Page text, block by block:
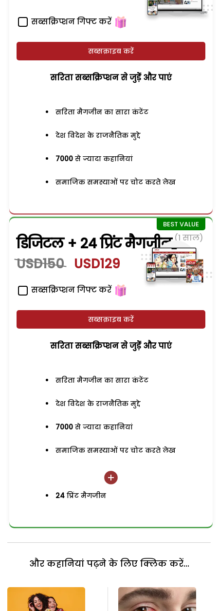
सब्सक्रिप्शन गिफ्ट करें
सब्सक्राइब करें
सरिता सब्सक्रिप्शन से जुड़ेें और पाएं
सरिता मैगजीन का सारा कंटेंट
देश विदेश के राजनैतिक मुद्दे
7000 से ज्यादा कहानियां
समाजिक समस्याओं पर चोट करते लेख
डिजिटल + 24 प्रिंट मैगजीन (1 साल)
USD150 USD129
सब्सक्रिप्शन गिफ्ट करें
सब्सक्राइब करें
सरिता सब्सक्रिप्शन से जुड़ेें और पाएं
सरिता मैगजीन का सारा कंटेंट
देश विदेश के राजनैतिक मुद्दे
7000 से ज्यादा कहानियां
समाजिक समस्याओं पर चोट करते लेख
24 प्रिंट मैगजीन
और कहानियां पढ़ने के लिए क्लिक करें...